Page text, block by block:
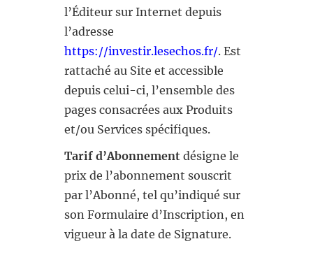
l’Éditeur sur Internet depuis
l’adresse
https://investir.lesechos.fr/. Est
rattaché au Site et accessible
depuis celui-ci, l’ensemble des
pages consacrées aux Produits
et/ou Services spécifiques.
Tarif d’Abonnement désigne le
prix de l’abonnement souscrit
par l’Abonné, tel qu’indiqué sur
son Formulaire d’Inscription, en
vigueur à la date de Signature.